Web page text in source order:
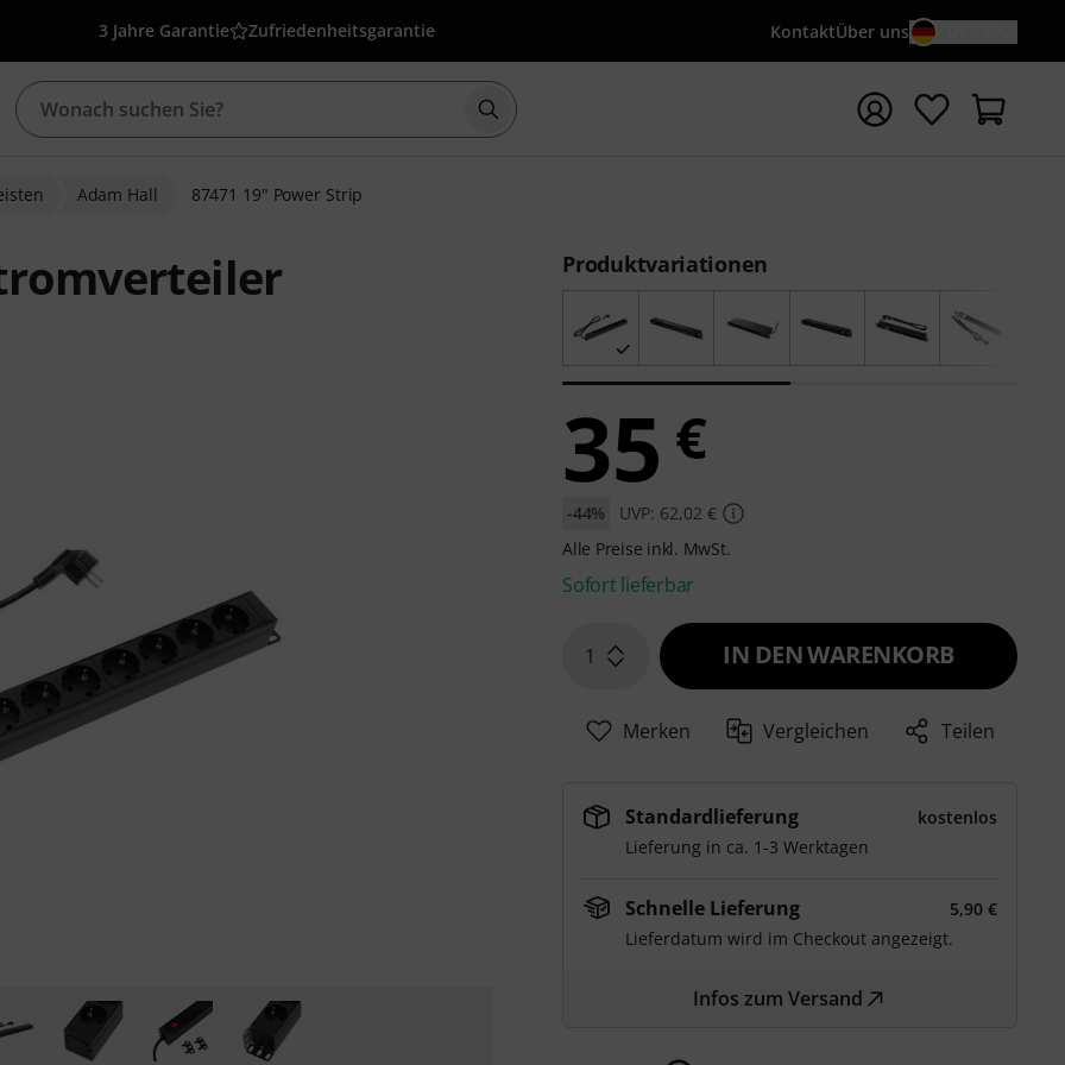
3 Jahre Garantie Zufriedenheitsgarantie KontaktÜber uns
Suche mit Suchwort {searchTerm} starten
Adam Hall 87471 19" Power Strip
Produktvariationen
35 €
-44%
UVP: 62,02 €
Alle Preise inkl. MwSt.
Sofort lieferbar
1 IN DEN WARENKORB
Merken Vergleichen Teilen
Standardlieferung
kostenlos
Lieferung in ca. 1-3 Werktagen
Schnelle Lieferung
5,90 €
Lieferdatum wird im Checkout angezeigt.
Infos zum Versand